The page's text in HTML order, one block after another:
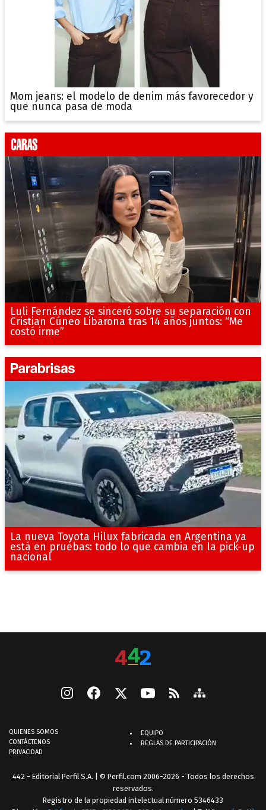
Mom jeans: el modelo de denim más favorecedor y
que nunca pasa de moda
Luli Fernández se sinceró sobre su separación con
Cristian Cúneo Libarona tras 14 años juntos: “Me
costó irme”
La nueva Toyota Hilux fabricada en Argentina ya
está en pruebas: todo lo que cambia en la pick-up
nacional
QUIENES SOMOS
CONTÁCTENOS
PRIVACIDAD
EQUIPO
REGLAS DE PARTICIPACIÓN
442 - Editorial Perfil S.A. | © Perfil.com 2006-2026 - Todos los derechos
reservados.
Registro de la propiedad intelectual número 5346433